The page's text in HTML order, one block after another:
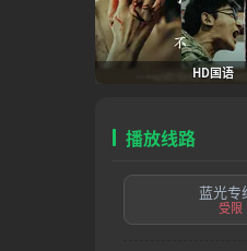
HD国语
播放线路
蓝光专
受限